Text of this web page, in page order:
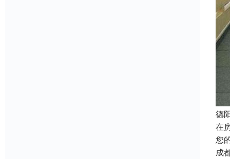
德
在
您
成